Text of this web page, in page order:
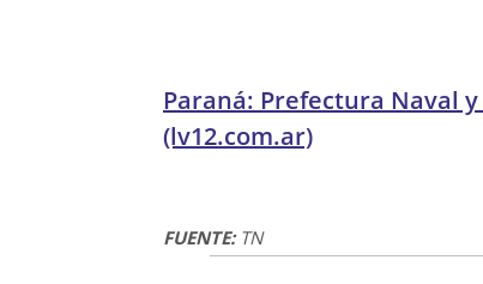
Paraná: Prefectura Naval
(lv12.com.ar)
FUENTE:TN